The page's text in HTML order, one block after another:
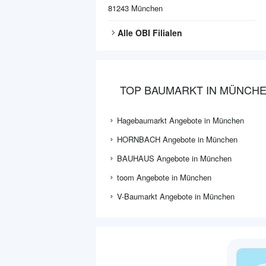
81243 München
Alle OBI Filialen
TOP BAUMARKT IN
Hagebaumarkt Angebote in München
HORNBACH Angebote in München
BAUHAUS Angebote in München
toom Angebote in München
V-Baumarkt Angebote in München